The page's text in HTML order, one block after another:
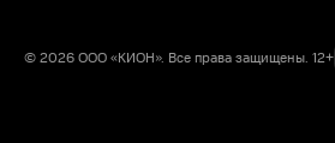
© 2026 ООО «КИОН». Все права защищены. 12+